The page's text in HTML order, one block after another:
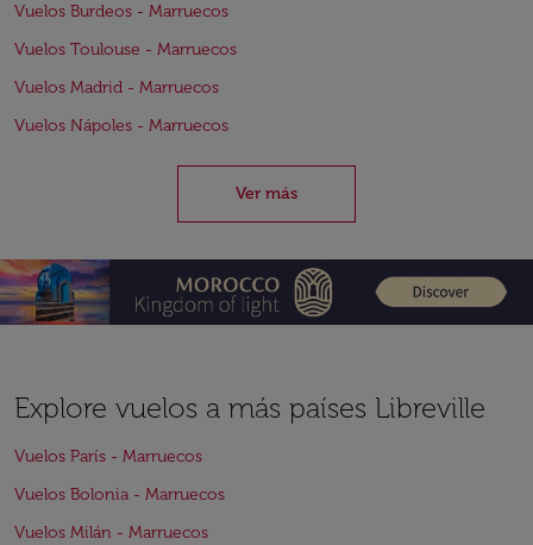
Vuelos Burdeos - Marruecos
Vuelos Toulouse - Marruecos
Vuelos Madrid - Marruecos
Vuelos Nápoles - Marruecos
Ver más
Explore vuelos a más países Libreville
Vuelos París - Marruecos
Vuelos Bolonia - Marruecos
Vuelos Milán - Marruecos